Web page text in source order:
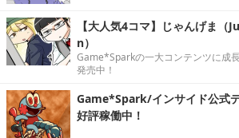
【大人気4コマ】じゃんげま
n）
Game*Sparkの一大コンテンツに成
発売中！
Game*Spark/インサイド公式
好評稼働中！